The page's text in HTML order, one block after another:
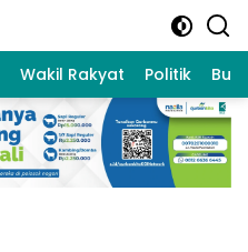
Wakil Rakyat Politik